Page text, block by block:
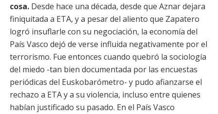
cosa. Desde hace una década, desde que Aznar dejara
finiquitada a ETA, y a pesar del aliento que Zapatero
logró insuflarle con su negociación, la economía del
País Vasco dejó de verse influida negativamente por el
terrorismo. Fue entonces cuando quebró la sociología
del miedo -tan bien documentada por las encuestas
periódicas del Euskobarómetro- y pudo afianzarse el
rechazo a ETA y a su violencia, incluso entre quienes
habían justificado su pasado. En el País Vasco